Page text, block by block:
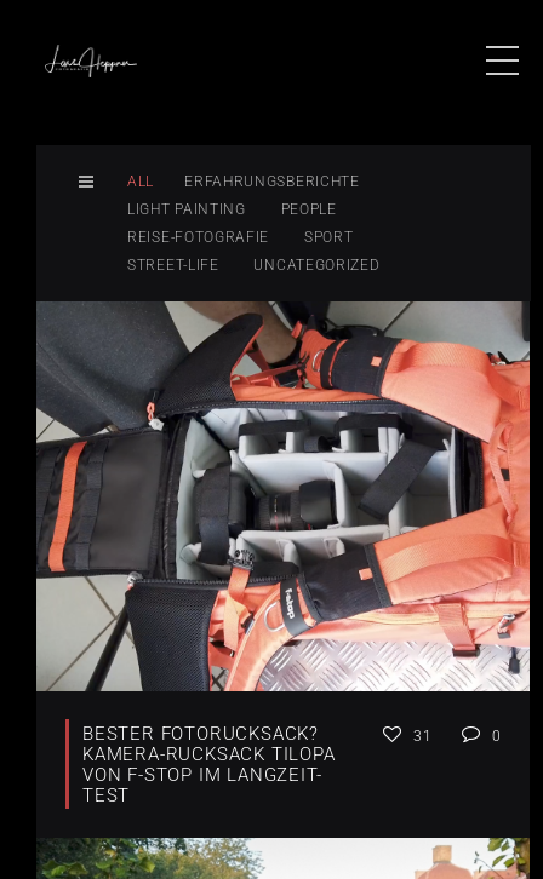
ALL
ERFAHRUNGSBERICHTE
LIGHT PAINTING
PEOPLE
REISE-FOTOGRAFIE
SPORT
STREET-LIFE
UNCATEGORIZED
BESTER FOTORUCKSACK?
KAMERA-RUCKSACK TILOPA
VON F-STOP IM LANGZEIT-
TEST
31 0